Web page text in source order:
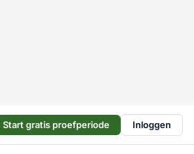
Start gratis proefperiode Inloggen